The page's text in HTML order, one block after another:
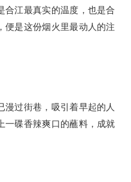
合江最真实的温度，也是合
便是这份烟火里最动人的注
漫过街巷，吸引着早起的人
一碟香辣爽口的蘸料，成就